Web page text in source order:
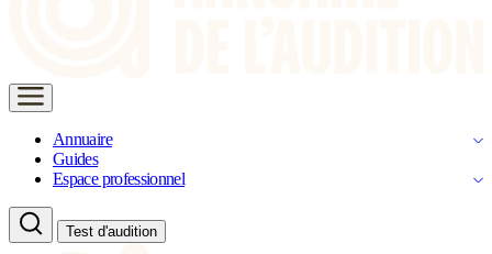
Annuaire
Guides
Espace professionnel
Test d'audition